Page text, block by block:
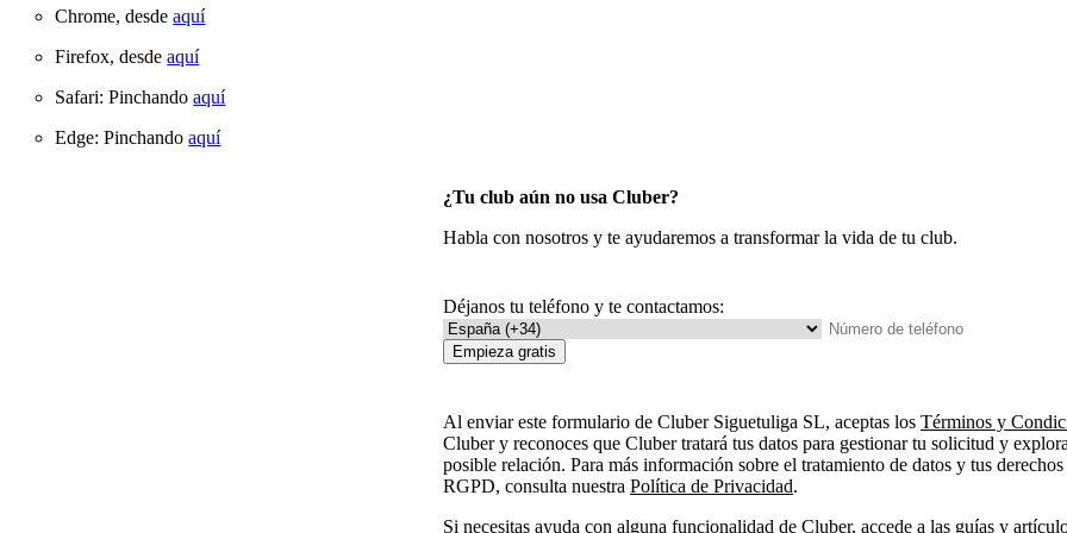
Chrome, desdeaquí
Firefox, desdeaquí
Safari: Pinchandoaquí
Edge: Pinchandoaquí
¿Tu club aún no usa Cluber?
Habla con nosotros y te ayudaremos a transformar la vida de tu club.
Déjanos tu teléfono y te contactamos:
Empieza gratis
Al enviar este formulario de Cluber Siguetuliga SL, aceptas los Términos y
Cluber y reconoces que Cluber tratará tus datos para gestionar tu solicitud y
posible relación. Para más información sobre el tratamiento de datos y tus derechos
RGPD, consulta nuestra Política de Privacidad.
Si necesitas ayuda con alguna funcionalidad de Cluber, accede a las guías y